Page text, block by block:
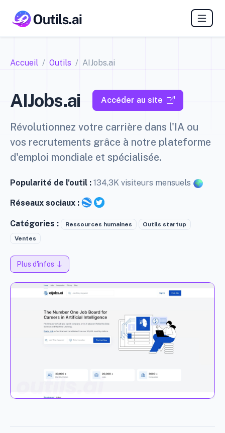
Accueil Outils AIJobs.ai
AIJobs.ai Accéder au site
Révolutionnez votre carrière dans l'IA ou
vos recrutements grâce à notre plateforme
d'emploi mondiale et spécialisée.
Popularité de l'outil : 134,3K visiteurs mensuels
Réseaux sociaux :
Catégories : Ressources humaines Outils startup
Ventes
Plus d'infos